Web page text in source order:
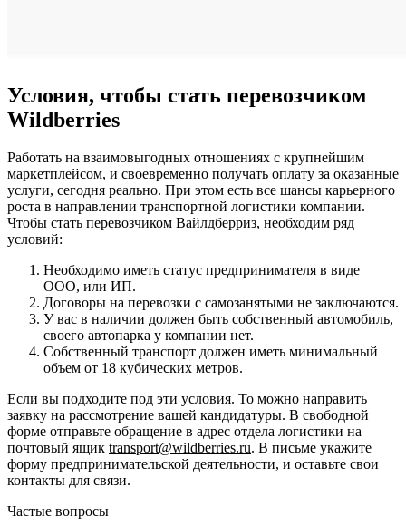
Условия, чтобы стать перевозчиком
Wildberries
Работать на взаимовыгодных отношениях с крупнейшим
маркетплейсом, и своевременно получать оплату за оказанные
услуги, сегодня реально. При этом есть все шансы карьерного
роста в направлении транспортной логистики компании.
Чтобы стать перевозчиком Вайлдберриз, необходим ряд
условий:
Необходимо иметь статус предпринимателя в виде
ООО, или ИП.
Договоры на перевозки с самозанятыми не заключаются.
У вас в наличии должен быть собственный автомобиль,
своего автопарка у компании нет.
Собственный транспорт должен иметь минимальный
объем от 18 кубических метров.
Если вы подходите под эти условия. То можно направить
заявку на рассмотрение вашей кандидатуры. В свободной
форме отправьте обращение в адрес отдела логистики на
почтовый ящик transport@wildberries.ru. В письме укажите
форму предпринимательской деятельности, и оставьте свои
контакты для связи.
Частые вопросы